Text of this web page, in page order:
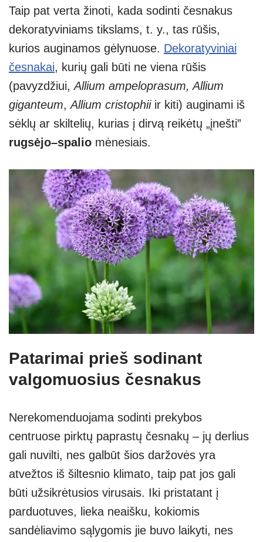
Taip pat verta žinoti, kada sodinti česnakus
dekoratyviniams tikslams, t. y., tas rūšis,
kurios auginamos gėlynuose. Dekoratyviniai
česnakai, kurių gali būti ne viena rūšis
(pavyzdžiui,Allium ampeloprasum, Allium
giganteum,Allium cristophii ir kiti) auginami iš
sėklų ar skiltelių, kurias į dirvą reikėtų „įnešti”
rugsėjo–spalio mėnesiais.
Patarimai prieš sodinant
valgomuosius česnakus
Nerekomenduojama sodinti prekybos
centruose pirktų paprastų česnakų – jų derlius
gali nuvilti, nes galbūt šios daržovės yra
atvežtos iš šiltesnio klimato, taip pat jos gali
būti užsikrėtusios virusais. Iki pristatant į
parduotuves, lieka neaišku, kokiomis
sandėliavimo sąlygomis jie buvo laikyti, nes